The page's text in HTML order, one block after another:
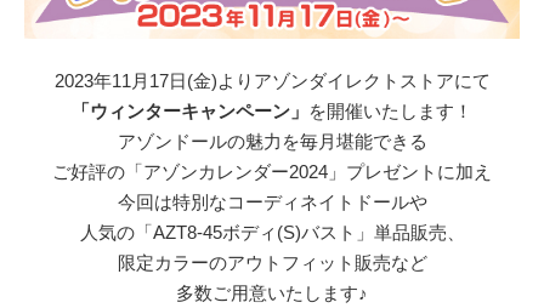
2023年11月17日(金)よりアゾンダイレクトストアにて
「ウィンターキャンペーン」 を開催いたします！
アゾンドールの魅力を毎月堪能できる
ご好評の「アゾンカレンダー2024」プレゼントに加え
今回は特別なコーディネイトドールや
人気の「AZT8-45ボディ(S)バスト」単品販売、
限定カラーのアウトフィット販売など
多数ご用意いたします♪